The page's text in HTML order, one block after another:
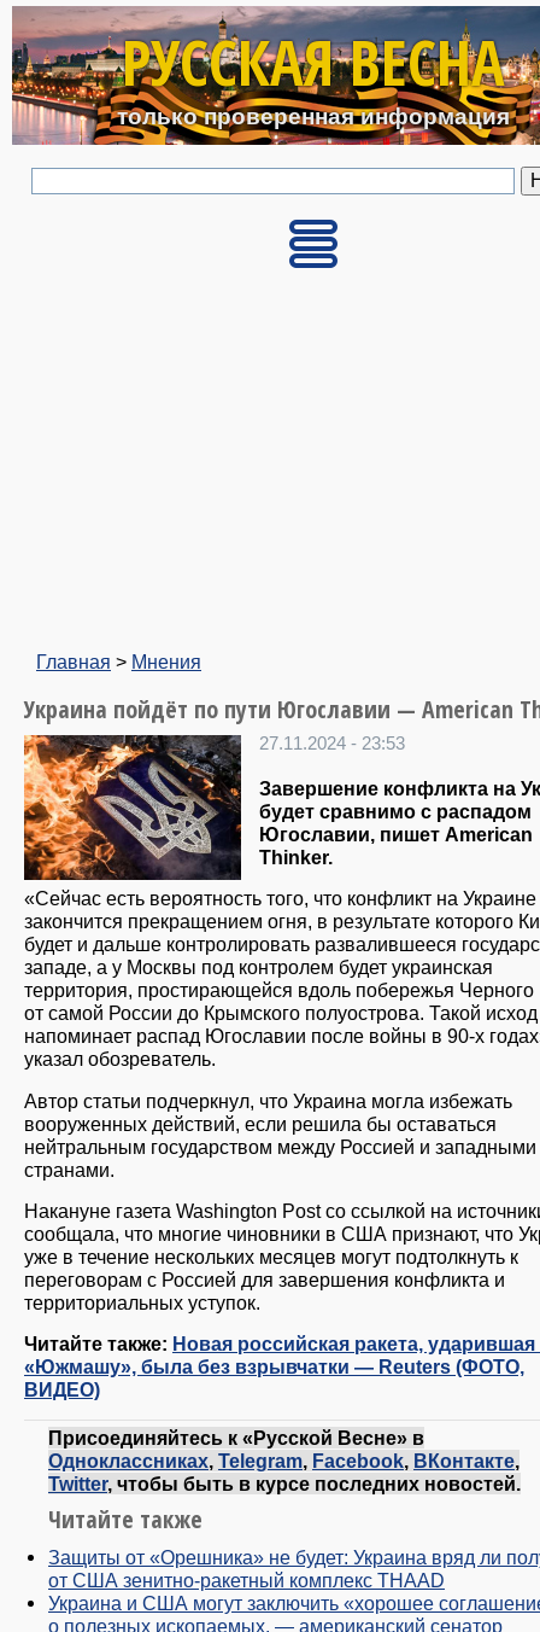
Перейти к основному
РУССКАЯ ВЕСНА
только проверенная информация
Главная > Мнения
Украина пойдёт по пути Югославии — American
27.11.2024 - 23:53
Завершение конфликта на
будет сравнимо с распадом
Югославии, пишет American
Thinker.
«Сейчас есть вероятность того, что конфликт на Украине
закончится прекращением огня, в результате которого
будет и дальше контролировать развалившееся
западе, а у Москвы под контролем будет украинская
территория, простирающейся вдоль побережья
от самой России до Крымского полуострова. Такой исход
напоминает распад Югославии после войны в 90-х
указал обозреватель.
Автор статьи подчеркнул, что Украина могла избежать
вооруженных действий, если решила бы оставаться
нейтральным государством между Россией и западными
странами.
Накануне газета Washington Post со ссылкой на
сообщала, что многие чиновники в США признают, что
уже в течение нескольких месяцев могут подтолкнуть к
переговорам с Россией для завершения конфликта и
территориальных уступок.
Читайте также: Новая российская ракета, ударившая
«Южмашу», была без взрывчатки — Reuters (ФОТО,
ВИДЕО)
Присоединяйтесь к «Русской Весне» в
Одноклассниках, Telegram, Facebook, ВКонтакте,
Twitter, чтобы быть в курсе последних новостей.
Читайте также
Защиты от «Орешника» не будет: Украина вряд ли
от США зенитно-ракетный комплекс THAAD
Украина и США могут заключить «хорошее
о полезных ископаемых, — американский сенатор